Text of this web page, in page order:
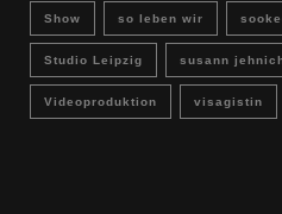
Show so leben wir
Studio Leipzig susann
Videoproduktion visagistin